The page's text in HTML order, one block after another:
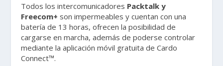
Todos los intercomunicadores Packtalk y
Freecom+ son impermeables y cuentan con una
batería de 13 horas, ofrecen la posibilidad de
cargarse en marcha, además de poderse controlar
mediante la aplicación móvil gratuita de Cardo
Connect™.